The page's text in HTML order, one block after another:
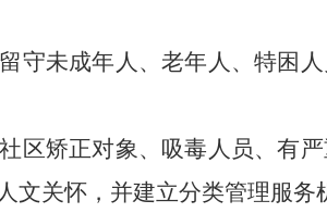
守未成年人、老年人、特困
区矫正对象、吸毒人员、有
文关怀， 并建立分类管理服务